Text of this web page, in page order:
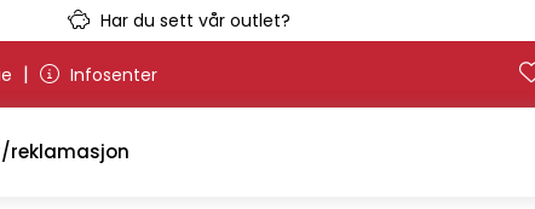
Har du sett vår outlet?
| Infosenter
reklamasjon